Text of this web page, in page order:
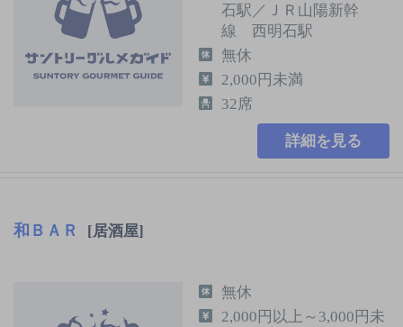
石駅／ＪＲ山陽新幹
線 西明石駅
無休
2,000円未満
32席
詳細を見る
和ＢＡＲ [居酒屋]
無休
2,000円以上～3,000円未